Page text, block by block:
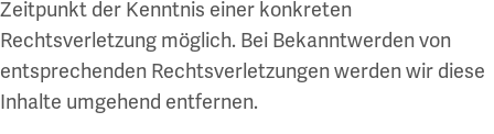
Zeitpunkt der Kenntnis einer konkreten
Rechtsverletzung möglich. Bei Bekanntwerden von
entsprechenden Rechtsverletzungen werden wir diese
Inhalte umgehend entfernen.